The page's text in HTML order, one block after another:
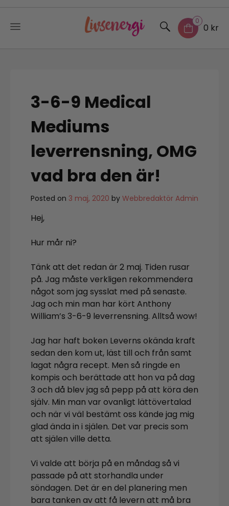
0
0 kr
3-6-9 Medical
Mediums
leverrensning, OMG
vad bra den är!
Posted on 3 maj, 2020 by Webbredaktör Admin
Hej,
Hur mår ni?
Tänk att det redan är 2 maj. Tiden rusar
på. Jag måste verkligen rekommendera
något som jag sysslat med på senaste.
Jag och min man har kört Anthony
William’s 3-6-9 leverrensning. Alltså wow!
Jag har haft boken Leverns okända kraft
sedan den kom ut, läst till och från samt
lagat några recept. Men så ringde en
kompis och berättade att hon va på dag
3 och då blev jag så pepp på att köra den
själv. Min man var ovanligt lättövertalad
och när vi väl bestämt oss kände jag mig
glad ända in i själen. Det var precis som
att själen ville detta.
Vi valde att börja på en måndag så vi
passade på att storhandla under
söndagen. Det är en del planering men
bara tanken av att få levern att må bra